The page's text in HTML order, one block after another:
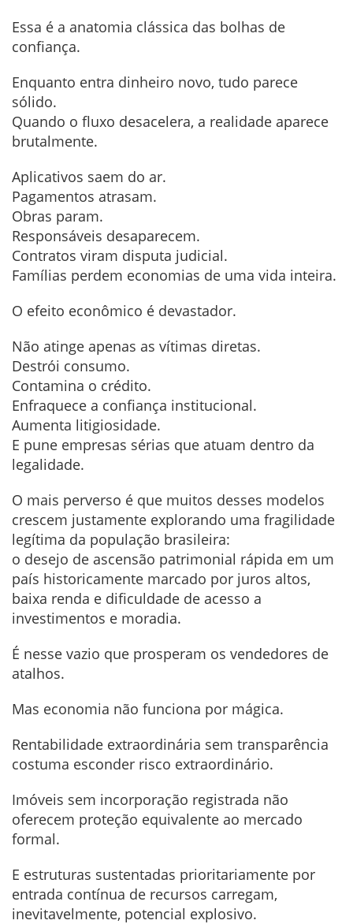
Essa é a anatomia clássica das bolhas de
confiança.
Enquanto entra dinheiro novo, tudo parece
sólido.
Quando o fluxo desacelera, a realidade aparece
brutalmente.
Aplicativos saem do ar.
Pagamentos atrasam.
Obras param.
Responsáveis desaparecem.
Contratos viram disputa judicial.
Famílias perdem economias de uma vida inteira.
O efeito econômico é devastador.
Não atinge apenas as vítimas diretas.
Destrói consumo.
Contamina o crédito.
Enfraquece a confiança institucional.
Aumenta litigiosidade.
E pune empresas sérias que atuam dentro da
legalidade.
O mais perverso é que muitos desses modelos
crescem justamente explorando uma fragilidade
legítima da população brasileira:
o desejo de ascensão patrimonial rápida em um
país historicamente marcado por juros altos,
baixa renda e dificuldade de acesso a
investimentos e moradia.
É nesse vazio que prosperam os vendedores de
atalhos.
Mas economia não funciona por mágica.
Rentabilidade extraordinária sem transparência
costuma esconder risco extraordinário.
Imóveis sem incorporação registrada não
oferecem proteção equivalente ao mercado
formal.
E estruturas sustentadas prioritariamente por
entrada contínua de recursos carregam,
inevitavelmente, potencial explosivo.